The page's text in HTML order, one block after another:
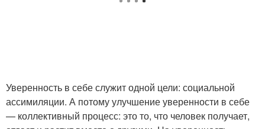
Уверенность в себе служит одной цели: социальной
ассимиляции. А потому улучшение уверенности в себе
— коллективный процесс: это то, что человек получает,